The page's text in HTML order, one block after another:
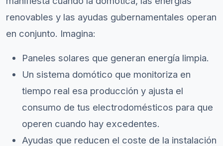
renovables y las ayudas gubernamentales operan
en conjunto. Imagina:
Paneles solares que generan energía limpia.
Un sistema domótico que monitoriza en
tiempo real esa producción y ajusta el
consumo de tus electrodomésticos para que
operen cuando hay excedentes.
Ayudas que reducen el coste de la instalación